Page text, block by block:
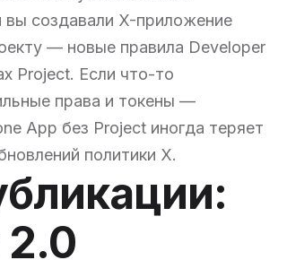
создавали X-приложение
— новые правила Developer
Project. Если что-то
права и токены —
App без Project иногда теряет
политики X.
2.0